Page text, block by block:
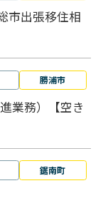
市出張移住相
勝浦市
業務）【空き
鋸南町